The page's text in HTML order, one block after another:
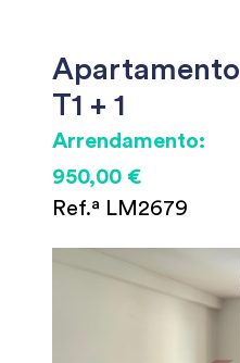
Apartamento
T1 + 1
Arrendamento:
950,00 €
Ref.ª LM2679